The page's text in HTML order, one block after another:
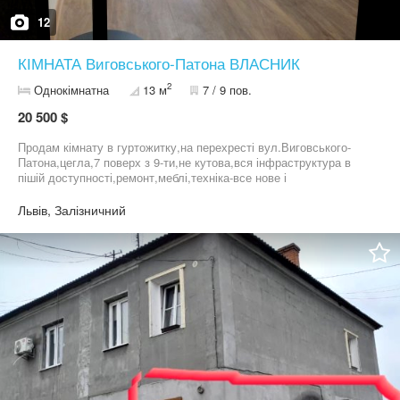
12
КІМНАТА Виговського-Патона ВЛАСНИК
Однокімнатна 13 м2 7 / 9 пов.
20 500 $
Продам кімнату в гуртожитку,на перехресті вул.Виговського-
Патона,цегла,7 поверх з 9-ти,не кутова,вся інфраструктура в
пішій доступності,ремонт,меблі,техніка-все нове і
послуги,ОСББ,без боргів,без зареєстрованих осіб,документи
впорядку,без комісії,власник!
Львів, Залізничний